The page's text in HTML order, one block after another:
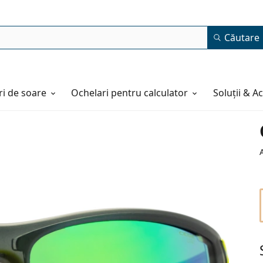
Căutare
de soare Ochelari pentru calculator Soluții &